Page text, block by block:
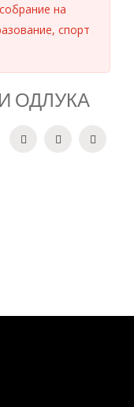
на
спорт
ОДЛУКА